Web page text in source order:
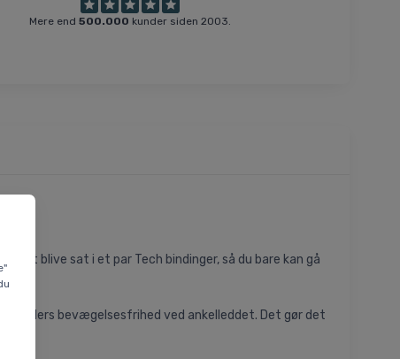
Mere end 500.000 kunder siden 2003.
til at blive sat i et par Tech bindinger, så du bare kan gå
graders bevægelsesfrihed ved ankelleddet. Det gør det